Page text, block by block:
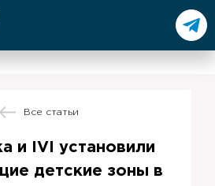
Все статьи
и IVI установили
детские зоны в